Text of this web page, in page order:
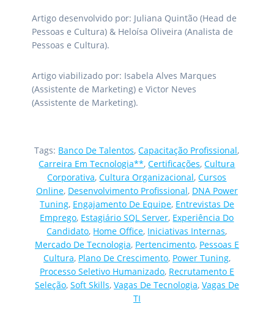
Artigo desenvolvido por: Juliana Quintão (Head de
Pessoas e Cultura) & Heloísa Oliveira (Analista de
Pessoas e Cultura).
Artigo viabilizado por: Isabela Alves Marques
(Assistente de Marketing) e Victor Neves
(Assistente de Marketing).
Tags: Banco De Talentos,Capacitação Profissional,
Carreira Em Tecnologia**,Certificações,Cultura
Corporativa,Cultura Organizacional,Cursos
Online, Desenvolvimento Profissional, DNA Power
Tuning, Engajamento De Equipe, Entrevistas De
Emprego, Estagiário SQL Server, Experiência Do
Candidato, Home Office, Iniciativas Internas,
Mercado De Tecnologia, Pertencimento, Pessoas E
Cultura, Plano De Crescimento, Power Tuning,
Processo Seletivo Humanizado, Recrutamento E
Seleção, Soft Skills, Vagas De Tecnologia, Vagas De
TI